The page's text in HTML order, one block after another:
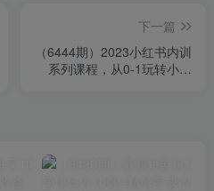
下一篇
（6444期）2023小红书内训
系列课程，从0-1玩转小红